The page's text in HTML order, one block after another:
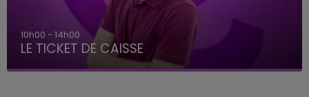
10h00 - 14h00
LE TICKET DE CAISSE